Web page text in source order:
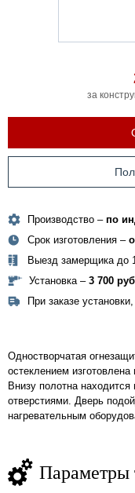
за
Производство – по
Срок изготовления –
Выезд замерщика
Установка – 3 700
При заказе
Одностворчатая
остеклением
Внизу полотна
отверстиями. Дверь
нагревательным
Параметры